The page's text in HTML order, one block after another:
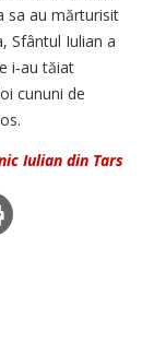
sa au mărturisit
Sfântul Iulian a
i‑au tăiat
cununi de
Iulian din Tars